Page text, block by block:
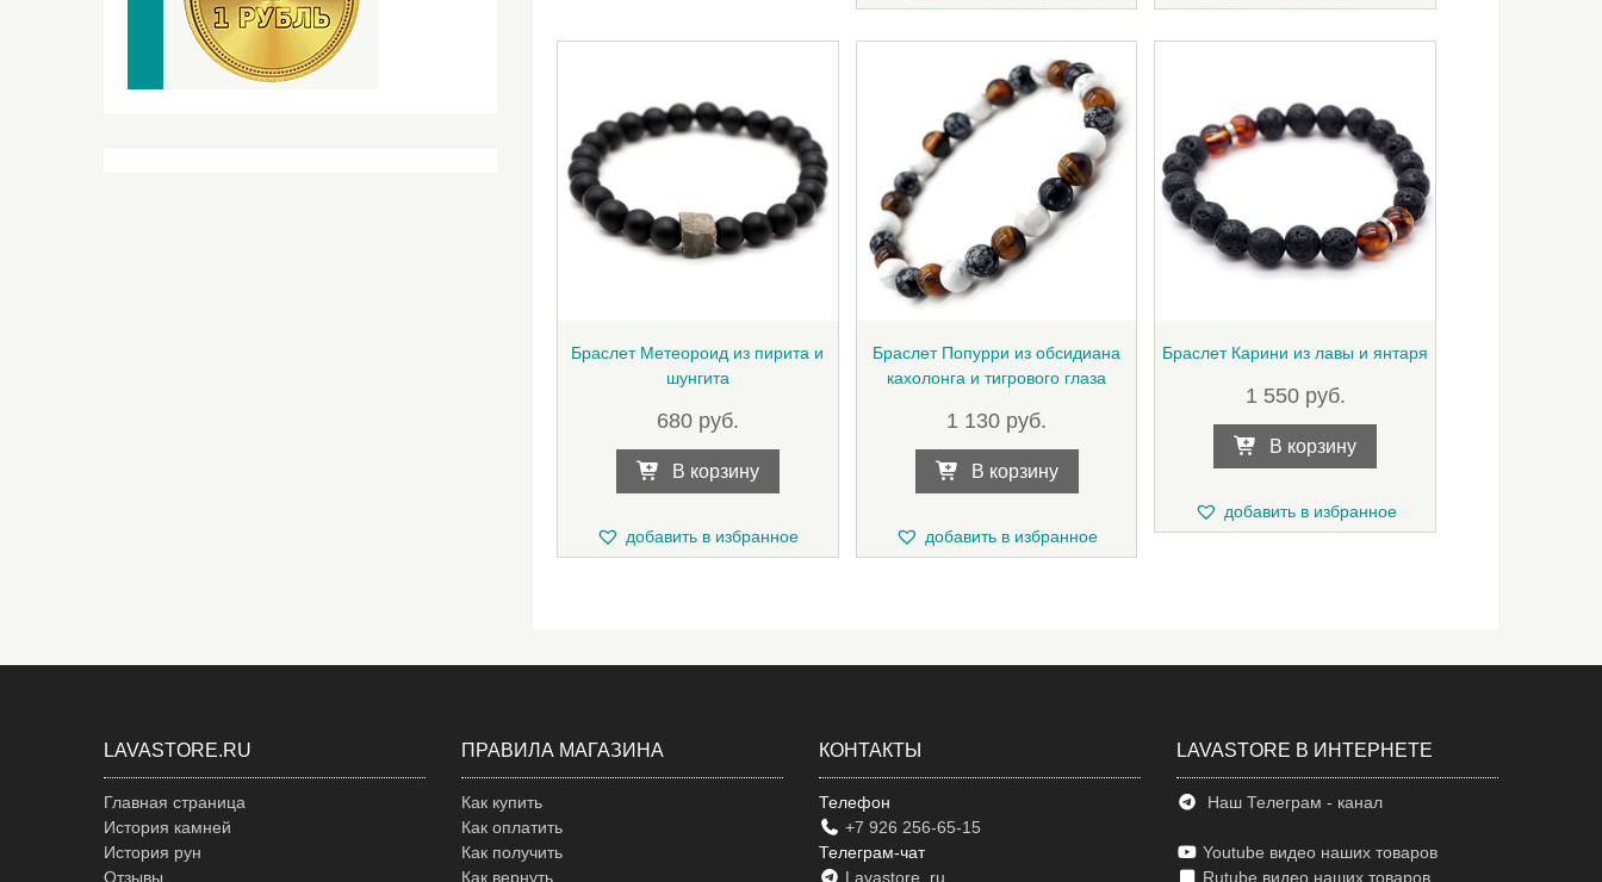
Браслет Метеороид из пирита и
шунгита
680 руб.
В корзину
добавить в избранное
Браслет Попурри из обсидиана
кахолонга и тигрового глаза
1 130 руб.
В корзину
добавить в избранное
Браслет Карини из лавы и янтаря
1 550 руб.
В корзину
добавить в избранное
LAVASTORE.RU
Главная страница
История камней
История рун
Отзывы
ПРАВИЛА МАГАЗИНА
Как купить
Как оплатить
Как получить
Как вернуть
КОНТАКТЫ
Телефон
+7 926 256-65-15
Телеграм-чат
Lavastore_ru
LAVASTORE В ИНТЕРНЕТЕ
Наш Телеграм - канал
Youtube видео наших товаров
Rutube видео наших товаров